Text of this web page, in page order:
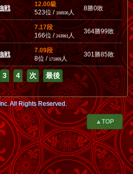
戦
12.00級
523位 /168936人
8勝0敗
7.17段
166位 /243981人
364勝99敗
戦
7.09段
8位 / 171869人
301勝85敗
3 4 次 最後
All Rights Reserved.
▲TOP